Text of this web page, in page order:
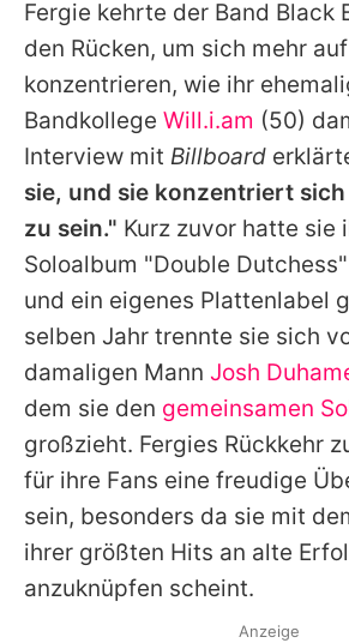
Fergie kehrte der Band Black
den Rücken, um sich mehr
konzentrieren, wie ihr
Bandkollege Will.i.am (50)
Interview mit Billboard
sie, und sie konzentriert
zu sein." Kurz zuvor hatte sie
Soloalbum "Double
und ein eigenes Plattenlabel
selben Jahr trennte sie sich
damaligen Mann Josh
dem sie den gemeinsamen
großzieht. Fergies Rückkehr
für ihre Fans eine freudige
sein, besonders da sie mit
ihrer größten Hits an alte
anzuknüpfen scheint.
Anzeige